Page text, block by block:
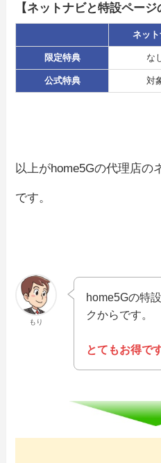
【ネットナビと特設ページ
ネッ
限定特典 な
公式特典 対
以上がhome5Gの代理店の
です。
もり
home5Gの特
クからです。
とてもお得で